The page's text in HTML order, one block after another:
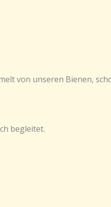
von unseren Bienen,
begleitet.